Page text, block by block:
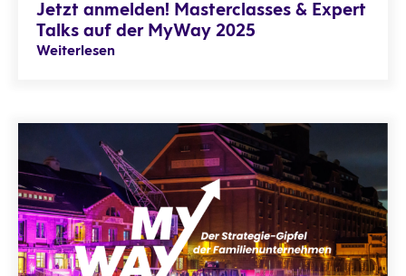
Jetzt anmelden! Masterclasses & Expert
Talks auf der MyWay 2025
Weiterlesen
MyWay: Doing Business in a World in Disorder